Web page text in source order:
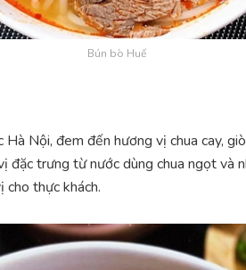
Bún bò Huế
Nội, đem đến hương vị chua cay,
đặc trưng từ nước dùng chua ngọt và
thực khách.